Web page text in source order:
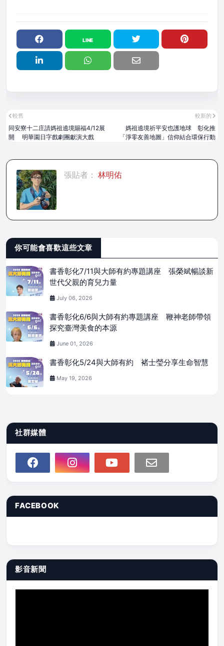
較新的
媽祖遶境祈平安也護地球 彰化推
「淨零友善地圖」信仰結合環保行動
較舊
同安寮十二庄請媽祖遶境賜福4/12展
開 明華園日字戲劇團獻演大戲
張貼者： 林明佑
你可能會喜歡這些文章
書香彰化7/11與大師有約專題講座 張榮斌暢談新
世代父親的育兒力量
July 06, 2026
書香彰化6/6與大師有約專題講座 鞭神老師帶領
探究臺灣美食的本源
June 01, 2026
書香彰化5/24與大師有約 褚士瑩分享生命智慧
May 19, 2026
社群媒體
FACEBOOK
影音新聞